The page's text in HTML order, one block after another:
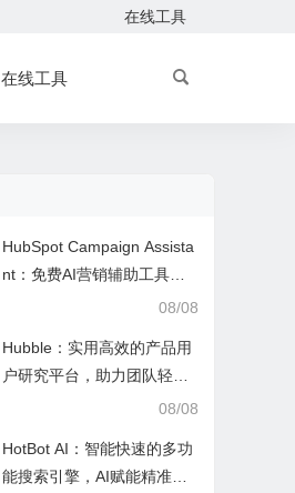
在线工具
在线工具
HubSpot Campaign Assista
nt：免费AI营销辅助工具，
快速写文案提效优化营销工
08/08
Hubble：实用高效的产品用
户研究平台，助力团队轻松
08/08
HotBot AI：智能快速的多功
能搜索引擎，AI赋能精准检